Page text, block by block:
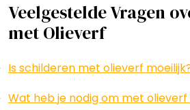
Veelgestelde Vragen
met Olieverf
Is schilderen met olieverf
Wat heb je nodig om met